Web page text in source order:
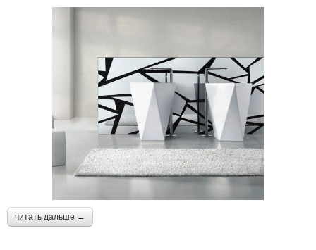
читать дальше →